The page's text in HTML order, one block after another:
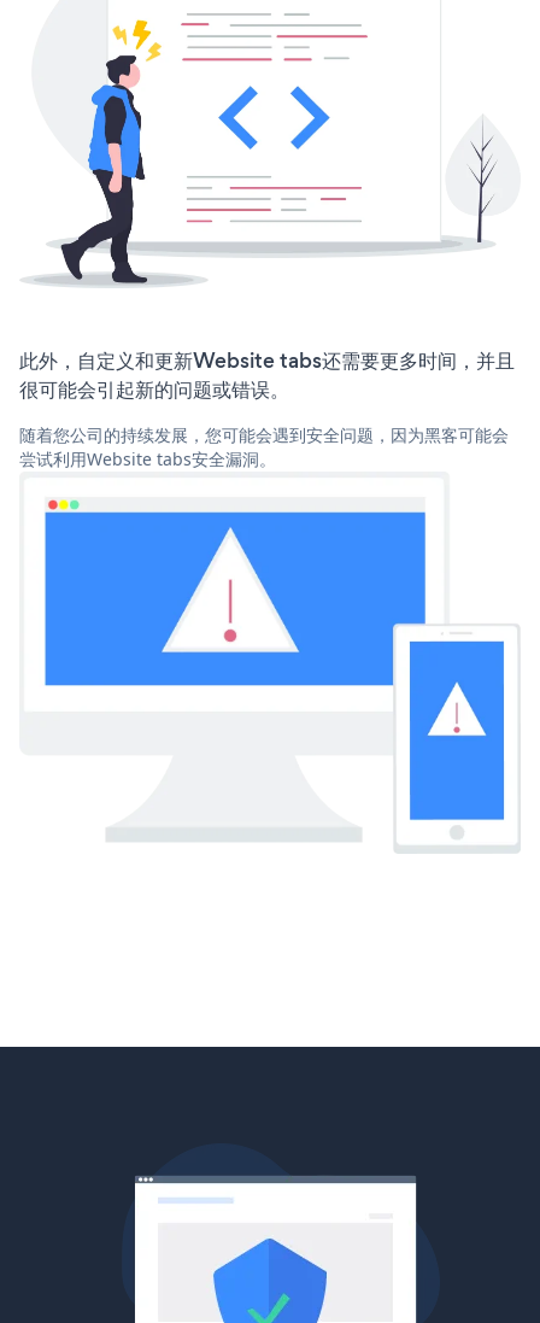
此外，自定义和更新Website tabs还需要更多时间，并且
很可能会引起新的问题或错误。
随着您公司的持续发展，您可能会遇到安全问题，因为黑客可能会
尝试利用Website tabs安全漏洞。